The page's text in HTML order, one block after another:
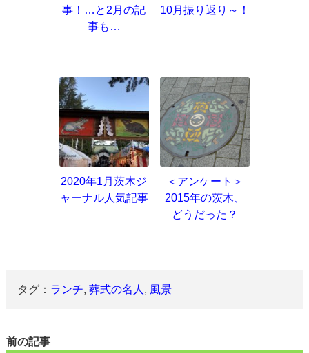
事！…と2月の記
事も…
10月振り返り～！
2020年1月茨木ジ
ャーナル人気記事
＜アンケート＞
2015年の茨木、
どうだった？
タグ： ランチ,葬式の名人 , 風景
前の記事